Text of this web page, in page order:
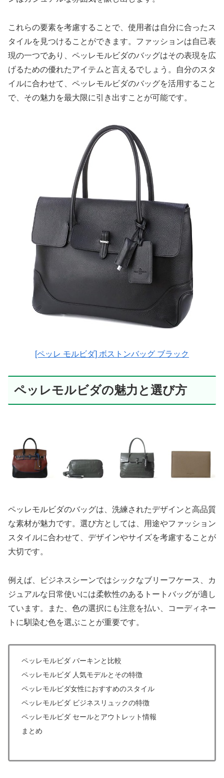
これらの要素を考慮することで、使用者は自分に合ったス
タイルを見つけることができます。ファッションは自己表
現の一つであり、ペッレモルビダのバッグはその表現を広
げるための優れたアイテムと言えるでしょう。自分のスタ
イルに合わせて、ペッレモルビダのバッグを活用すること
で、その魅力を最大限に引き出すことが可能です。
[ペッレ モルビダ] ボストンバッグ ブラック
ペッレモルビダの魅力と選び方
ペッレモルビダのバッグは、洗練されたデザインと高品質
な素材が魅力です。選び方としては、用途やファッション
スタイルに合わせて、デザインやサイズを考慮することが
大切です。
例えば、ビジネスシーンではシックなブリーフケース、カ
ジュアルな日常使いには柔軟性のあるトートバッグが適し
ています。また、色の選択にも注意を払い、コーディネー
トに馴染む色を選ぶことが重要です。
ペッレモルビダ バーキンと比較
ペッレモルビダ 人気モデルとその特徴
ペッレモルビダ女性におすすめのスタイル
ペッレモルビダ ビジネスリュックの特徴
ペッレモルビダ セールとアウトレット情報
まとめ